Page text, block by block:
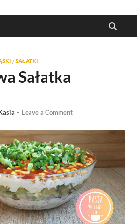
/ SAŁATKI
Sałatka
- Leave a Comment